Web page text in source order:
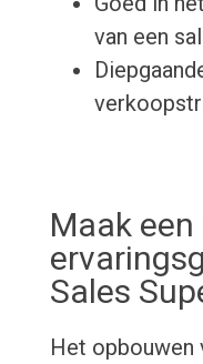
van een
Maak
Sales
Het opbouwen